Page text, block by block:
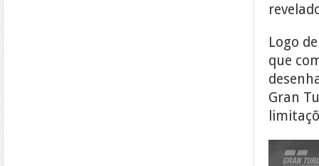
Logo
que
Gran